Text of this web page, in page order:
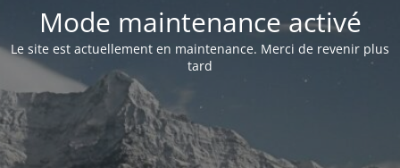
Mode maintenance activé
Le site est actuellement en maintenance. Merci de revenir plus
tard